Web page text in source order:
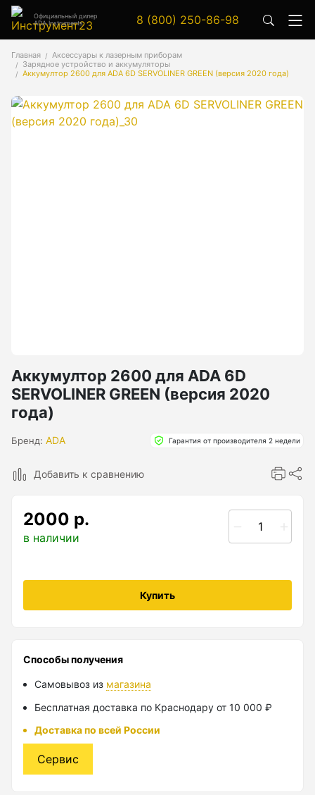
Официальный дилер
ADA Instruments
8 (800) 250-86-98
Главная
Аксессуары к лазерным приборам
Зарядное устройство и аккумуляторы
Аккумултор 2600 для ADA 6D SERVOLINER GREEN (версия 2020 года)
Аккумултор 2600 для ADA 6D
SERVOLINER GREEN (версия 2020
года)
Бренд: ADA Гарантия от производителя 2 недели
Добавить к сравнению
2000 р.
в наличии
Купить
Способы получения
Самовывоз из магазина
Бесплатная доставка по Краснодару от 10 000 ₽
Доставка по всей России
Сервис
Аксессуары
Аксессуары к геодезическим приборам
Генератор сигналов
Дальномеры
Дальномеры рулетки лазерные
Дорожные колеса (курвиметры)
Колесо измерительное
Лазерные уровни
Лазерные уровни (с зеленым лучом)
Лазерные уровни (с красным лучом)
Лазерные уровни ADA
Показать еще